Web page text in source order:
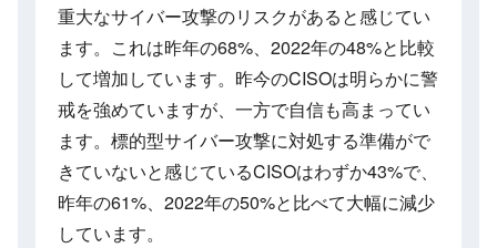
重大なサイバー攻撃のリスクがあると感じてい
ます。これは昨年の68%、2022年の48%と比較
して増加しています。昨今のCISOは明らかに警
戒を強めていますが、一方で自信も高まってい
ます。標的型サイバー攻撃に対処する準備がで
きていないと感じているCISOはわずか43%で、
昨年の61%、2022年の50%と比べて大幅に減少
しています。